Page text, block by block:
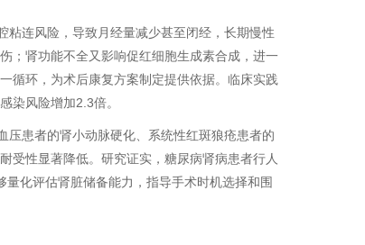
粘连风险，导致月经量减少甚至闭经，长期慢性
；肾功能不全又影响促红细胞生成素合成，进一
循环，为术后康复方案制定提供依据。临床实践
染风险增加2.3倍。
患者的肾小动脉硬化、系统性红斑狼疮患者的
受性显著降低。研究证实，糖尿病肾病患者行人
化评估肾脏储备能力，指导手术时机选择和围